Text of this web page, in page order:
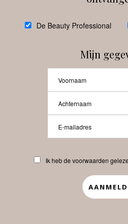
Beauty-
Abonneren
APP
De Beauty Professional
Mijn
Ik heb de voorwaarden